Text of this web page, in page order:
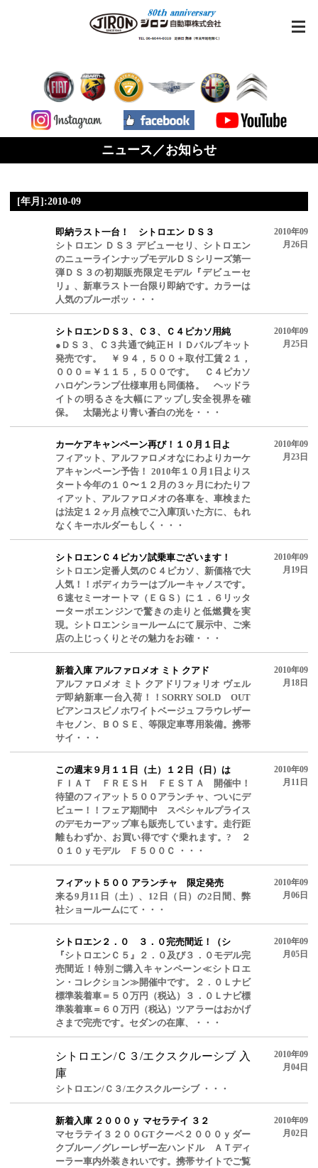
ニュース／お知らせ
[年月]:2010-09
即納ラスト一台！ シトロエン ＤＳ３
シトロエン ＤＳ３ デビューセリ、シトロエン
のニューラインナップモデルＤＳシリーズ第一
弾ＤＳ３の初期販売限定モデル『デビューセ
リ』、新車ラスト一台限り即納です。カラーは
人気のブルーボッ・・・
2010年09
月26日
シトロエンＤＳ３、Ｃ３、Ｃ４ピカソ用純
●ＤＳ３、Ｃ３共通で純正ＨＩＤバルブキット
発売です。 ￥９４，５００＋取付工賃２１，
０００＝￥１１５，５００です。 Ｃ４ピカソ
ハロゲンランプ仕様車用も同価格。 ヘッドラ
イトの明るさを大幅にアップし安全視界を確
保。 太陽光より青い蒼白の光を・・・
2010年09
月25日
カーケアキャンペーン再び！１０月１日よ
フィアット、アルファロメオなにわよりカーケ
アキャンペーン予告！ 2010年１０月1日よりス
タート今年の１０〜１２月の３ヶ月にわたりフ
ィアット、アルファロメオの各車を、車検また
は法定１２ヶ月点検でご入庫頂いた方に、もれ
なくキーホルダーもしく・・・
2010年09
月23日
シトロエンＣ４ピカソ試乗車ございます！
シトロエン定番人気のＣ４ピカソ、新価格で大
人気！！ボディカラーはブルーキャノスです。
６速セミーオートマ（ＥＧＳ）に１．６リッタ
ーターボエンジンで驚きの走りと低燃費を実
現。シトロエンショールームにて展示中、ご来
店の上じっくりとその魅力をお確・・・
2010年09
月19日
新着入庫 アルファロメオ ミト クアド
アルファロメオ ミト クアドリフォリオ ヴェル
デ即納新車一台入荷！！SORRY SOLD OUT
ビアンコスピノホワイトベージュフラウレザー
キセノン、ＢＯＳＥ、等限定車専用装備。携帯
サイ・・・
2010年09
月18日
この週末９月１１日（土）１２日（日）は
ＦＩＡＴ ＦＲＥＳＨ ＦＥＳＴＡ 開催中！
待望のフィアット５００アランチャ、ついにデ
ビュー！！フェア期間中 スペシャルプライス
のデモカーアップ車も販売しています。走行距
離もわずか、お買い得ですぐ乗れます。? ２
０１０ｙモデル Ｆ５００Ｃ ・・・
2010年09
月11日
フィアット５００ アランチャ 限定発売
来る9月11日（土）、12日（日）の2日間、弊
社ショールームにて・・・
2010年09
月06日
シトロエン２．０ ３．０完売間近！（シ
『シトロエンＣ５』２．０及び３．０モデル完
売間近！特別ご購入キャンペーン≪シトロエ
ン・コレクション≫開催中です。２．０Ｌナビ
標準装着車＝５０万円（税込）３．０Ｌナビ標
準装着車＝６０万円（税込）ツアラーはおかげ
さまで完売です。セダンの在庫、・・・
2010年09
月05日
シトロエン/Ｃ３/エクスクルーシブ 入
庫
シトロエン/Ｃ３/エクスクルーシブ ・・・
2010年09
月04日
新着入庫 ２０００ｙ マセラテイ ３２
マセラテイ３２００GTクーペ２０００ｙダー
クブルー／グレーレザー左ハンドル ＡＴディ
ーラー車内外装きれいです。携帯サイトでご覧
2010年09
月02日